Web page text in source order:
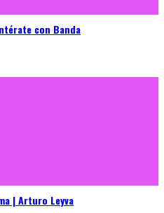
con Banda
| Arturo Leyva